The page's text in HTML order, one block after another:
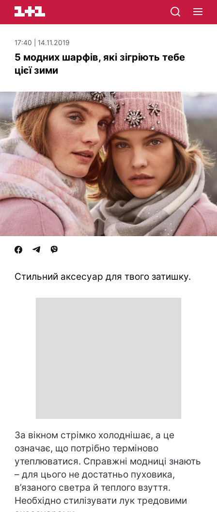
17:40 | 14.11.2019
5 модних шарфів, які зігріють тебе
цієї зими
Стильний аксесуар для твого затишку.
За вікном стрімко холоднішає, а це
означає, що потрібно терміново
утеплюватися. Справжні модниці знають
– для цього не достатньо пуховика,
в’язаного светра й теплого взуття.
Необхідно стилізувати лук тредовими